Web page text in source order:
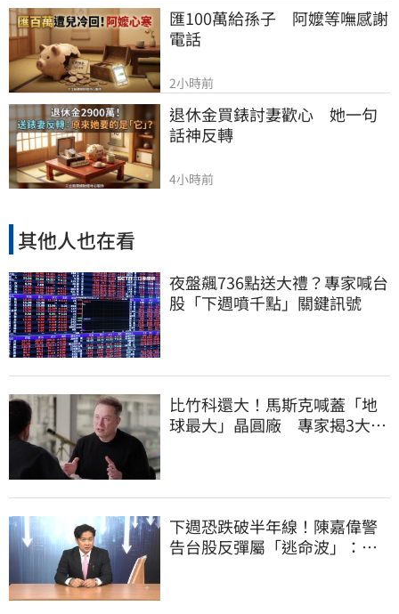
匯100萬給孫子　阿嬤等嘸感謝
電話
2小時前
退休金買錶討妻歡心　她一句
話神反轉
4小時前
其他人也在看
夜盤飆736點送大禮？專家喊台
股「下週噴千點」關鍵訊號
比竹科還大！馬斯克喊蓋「地
球最大」晶圓廠 專家揭3大隱
下週恐跌破半年線！陳嘉偉警
告台股反彈屬「逃命波」：空